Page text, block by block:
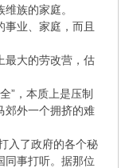
族的家庭。
业、家庭，而且
最大的劳改营，估
”，本质上是压制
郊外一个拥挤的难
入了政府的各个秘
同事打听。据那位